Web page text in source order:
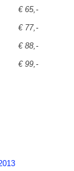
€ 65,-
€ 77,-
€ 88,-
€ 99,-